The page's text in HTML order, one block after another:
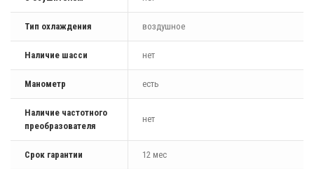
Тип охлаждения воздушное
Наличие шасси нет
Манометр есть
Наличие частотного
преобразователя
нет
Срок гарантии 12 мес